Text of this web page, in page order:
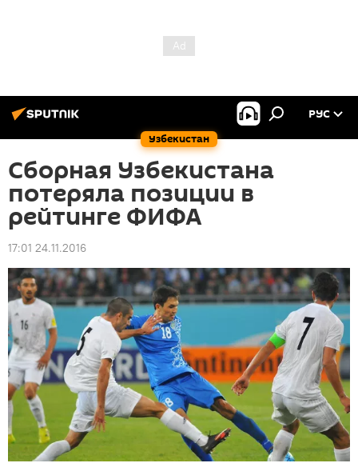
Узбекистан
РУС
Сборная Узбекистана
потеряла позиции в
рейтинге ФИФА
17:01 24.11.2016